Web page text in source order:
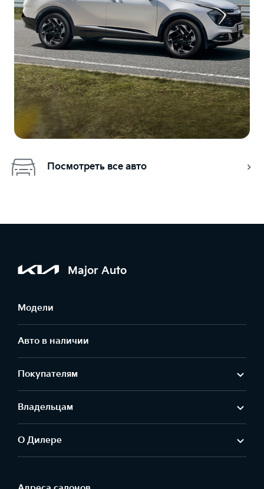
Посмотреть все авто
Major Auto
Модели
Авто в наличии
Покупателям
Владельцам
О Дилере